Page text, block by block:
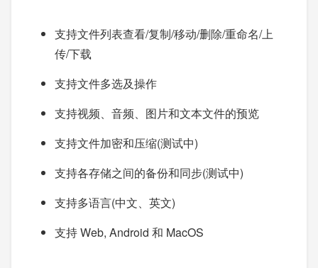
支持文件列表查看/复制/移动/删除/重命名/上
传/下载
支持文件多选及操作
支持视频、音频、图片和文本文件的预览
支持文件加密和压缩(测试中)
支持各存储之间的备份和同步(测试中)
支持多语言(中文、英文)
支持 Web, Android 和 MacOS